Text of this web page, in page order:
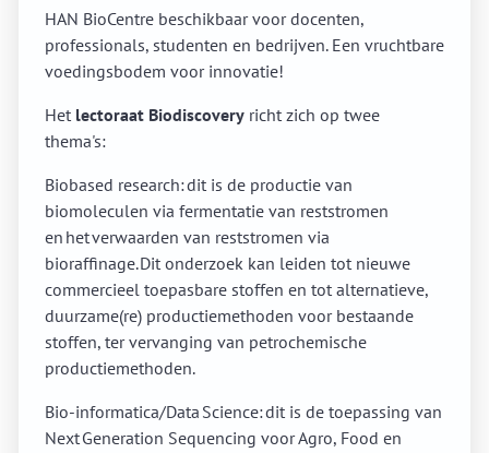
HAN BioCentre beschikbaar voor docenten,
professionals, studenten en bedrijven. Een vruchtbare
voedingsbodem voor innovatie!
Het lectoraat Biodiscovery richt zich op twee
thema's:
Biobased research: dit is de productie van
biomoleculen via fermentatie van reststromen
en het verwaarden van reststromen via
bioraffinage. Dit onderzoek kan leiden tot nieuwe
commercieel toepasbare stoffen en tot alternatieve,
duurzame(re) productiemethoden voor bestaande
stoffen, ter vervanging van petrochemische
productiemethoden.
Bio-informatica/Data Science: dit is de toepassing van
Next Generation Sequencing voor Agro, Food en